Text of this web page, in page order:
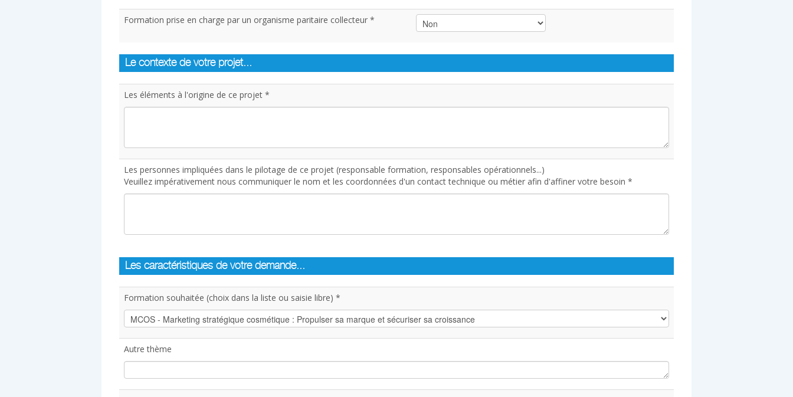
Formation prise en charge par un organisme paritaire collecteur *
Le contexte de votre projet...
Les éléments à l'origine de ce projet *
Les personnes impliquées dans le pilotage de ce projet (responsable formation, responsables opérationnels...)
Veuillez impérativement nous communiquer le nom et les coordonnées d'un contact technique ou métier afin d'affiner votre besoin *
Les caractéristiques de votre demande...
Formation souhaitée (choix dans la liste ou saisie libre) *
Autre thème